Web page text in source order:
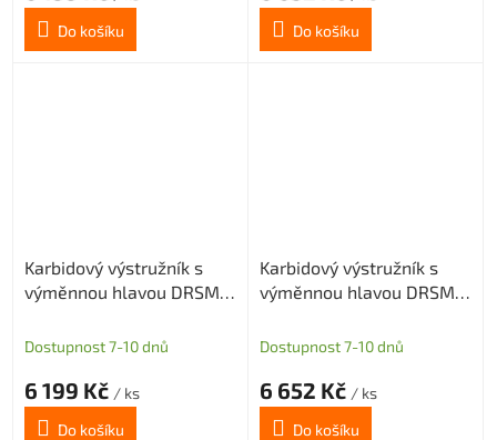
Do košíku
Do košíku
Karbidový výstružník s
výměnnou hlavou DRSMN
díru
Dostupnost 7-10 dnů
6 199 Kč / ks
Do košíku
Karbidový výstružník s
výměnnou hlavou DRSMN
díru
Dostupnost 7-10 dnů
6 652 Kč / ks
Do košíku